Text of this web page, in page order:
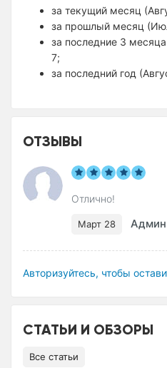
за текущий месяц
за прошлый месяц
за последние 3
7;
за последний год
ОТЗЫВЫ
Отлично!
Март 28 Админ
Авторизуйтесь, чтобы
СТАТЬИ И ОБЗОРЫ
Все статьи